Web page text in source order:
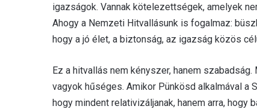
igazságok. Vannak kötelezettségek, amelyek
Ahogy a Nemzeti Hitvallásunk is fogalmaz:
hogy a jó élet, a biztonság, az igazság közös
Ez a hitvallás nem kényszer, hanem
vagyok hűséges. Amikor Pünkösd alkalmával
hogy mindent relativizáljanak, hanem arra,